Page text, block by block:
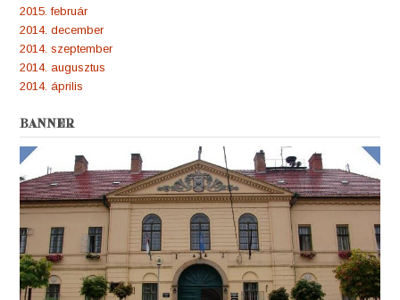
2015. február
2014. december
2014. szeptember
2014. augusztus
2014. április
BANNER